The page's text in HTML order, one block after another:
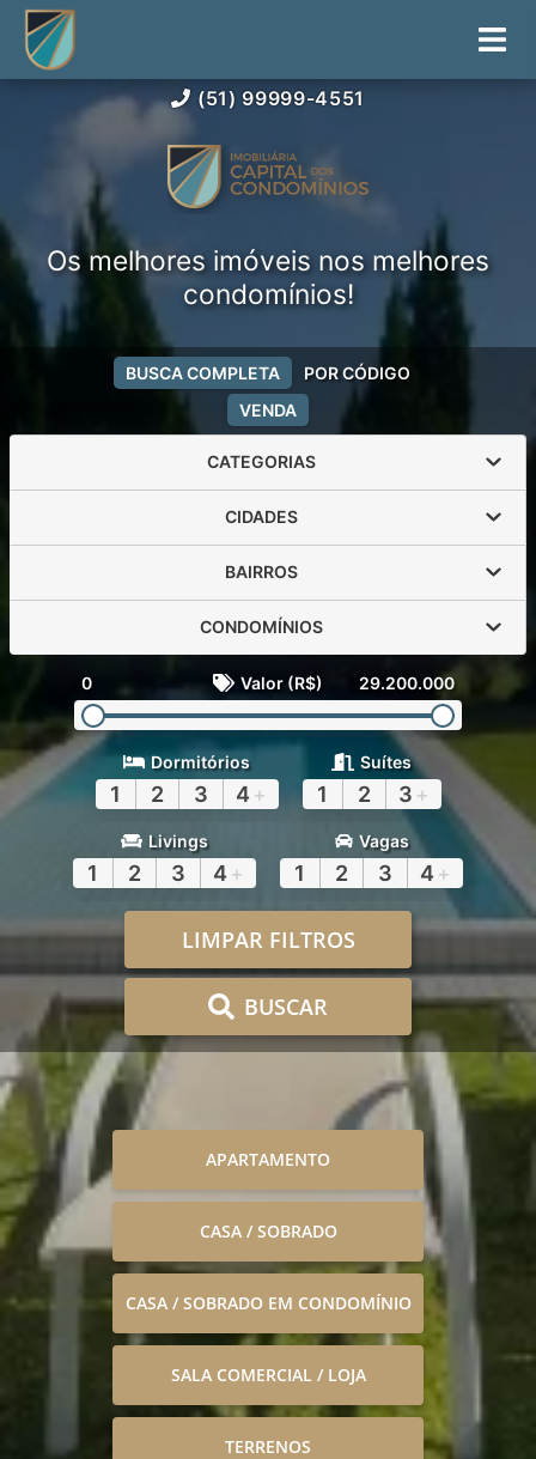
(51) 99999-4551
Os melhores imóveis nos melhores
condomínios!
VENDA
BUSCA COMPLETA POR CÓDIGO
CATEGORIAS
CIDADES
BAIRROS
CONDOMÍNIOS
0 Valor (R$) 29.200.000
Dormitórios
1 2 3 4 +
Suítes
1 2 3 +
Livings
1 2 3 4 +
Vagas
1 2 3 4 +
LIMPAR FILTROS
BUSCAR
APARTAMENTO
CASA / SOBRADO
CASA / SOBRADO EM CONDOMÍNIO
SALA COMERCIAL / LOJA
TERRENOS